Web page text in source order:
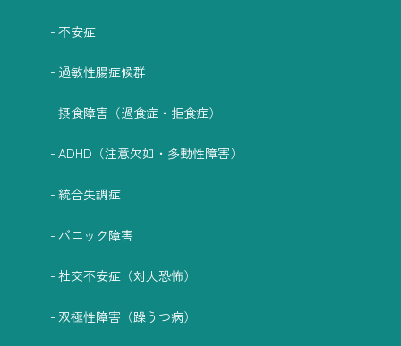
不安症
過敏性腸症候群
摂食障害（過食症・拒食症）
ADHD（注意欠如・多動性障害）
統合失調症
パニック障害
社交不安症（対人恐怖）
双極性障害（躁うつ病）